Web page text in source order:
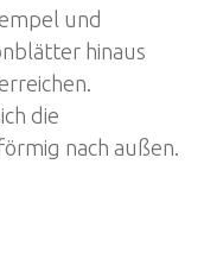
und
hinaus
die
nach außen.